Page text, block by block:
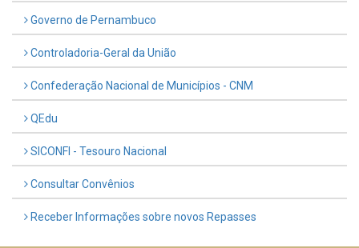
Governo de Pernambuco
Controladoria-Geral da União
Confederação Nacional de Municípios - CNM
QEdu
SICONFI - Tesouro Nacional
Consultar Convênios
Receber Informações sobre novos Repasses